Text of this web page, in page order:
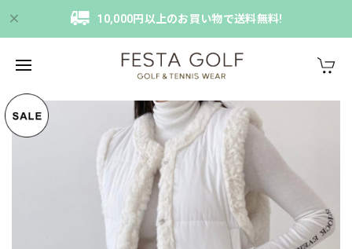
10,000円以上のお買い物で送料無料!